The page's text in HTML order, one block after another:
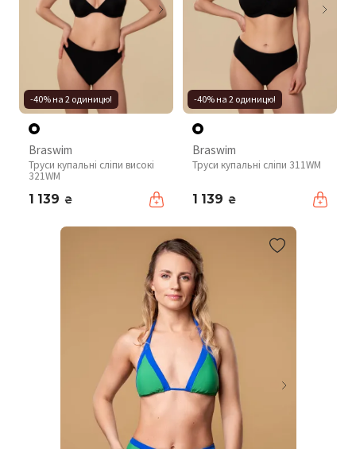
-40% на 2 одиницю!
Braswim
Труси купальні сліпи високі
321WM
1 139 ₴
-40% на 2 одиницю!
Braswim
Труси купальні сліпи 311WM
1 139 ₴